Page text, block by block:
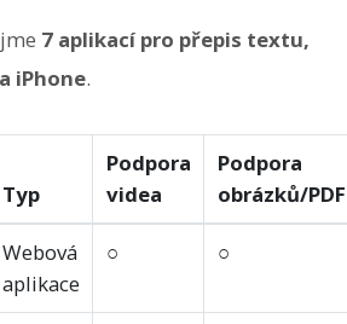
7 aplikací pro přepis textu,
iPhone.
Typ
Podpora
videa
Podpora
obrázků/PDF
Webová
aplikace
○ ○